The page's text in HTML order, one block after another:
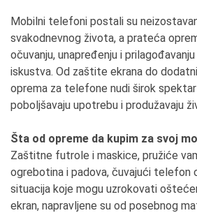
Mobilni telefoni postali su
svakodnevnog života, a prateća
očuvanju, unapređenju i
iskustva. Od zaštite ekrana do
oprema za telefone nudi širok
poboljšavaju upotrebu i produžavaju
Šta od opreme da kupim za svoj
Zaštitne futrole i maskice, pružiće
ogrebotina i padova, čuvajući telefon
situacija koje mogu uzrokovati
ekran, napravljene su od posebnog